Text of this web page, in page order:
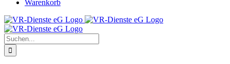
Warenkorb
Suche
nach: